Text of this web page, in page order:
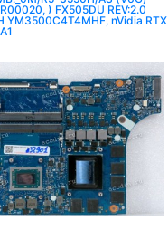
) FX505DU REV:2.0
YM3500C4T4MHF, nVidia RTX